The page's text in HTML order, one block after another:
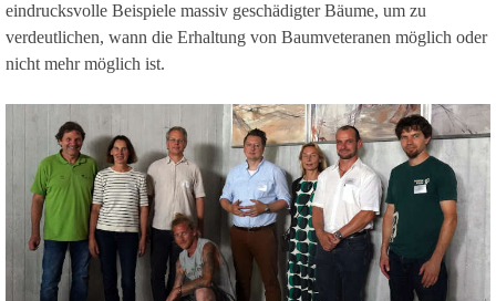
eindrucksvolle Beispiele massiv geschädigter Bäume, um zu
verdeutlichen, wann die Erhaltung von Baumveteranen möglich oder
nicht mehr möglich ist.